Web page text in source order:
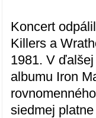
Koncert
Killers a
1981. V
albumu Iron
siedmej